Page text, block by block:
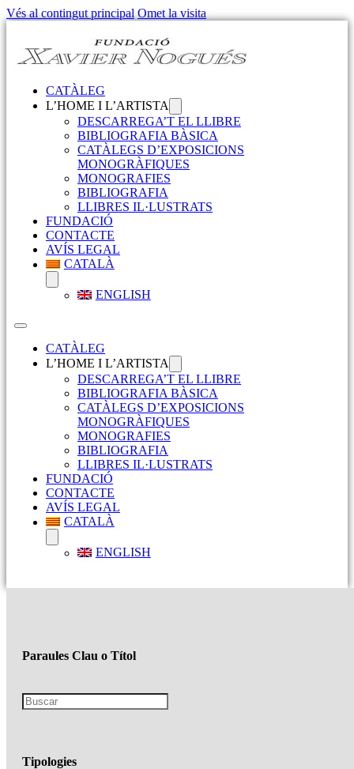
Vés al contingut principal Omet la visita
CATÀLEG
L’HOME I L’ARTISTA
DESCARREGA’T EL LLIBRE
BIBLIOGRAFIA BÀSICA
CATÀLEGS D’EXPOSICIONS
MONOGRÀFIQUES
MONOGRAFIES
BIBLIOGRAFIA
LLIBRES IL·LUSTRATS
FUNDACIÓ
CONTACTE
AVÍS LEGAL
CATALÀ
ENGLISH
CATÀLEG
L’HOME I L’ARTISTA
DESCARREGA’T EL LLIBRE
BIBLIOGRAFIA BÀSICA
CATÀLEGS D’EXPOSICIONS
MONOGRÀFIQUES
MONOGRAFIES
BIBLIOGRAFIA
LLIBRES IL·LUSTRATS
FUNDACIÓ
CONTACTE
AVÍS LEGAL
CATALÀ
ENGLISH
Paraules Clau o Títol
Tipologies